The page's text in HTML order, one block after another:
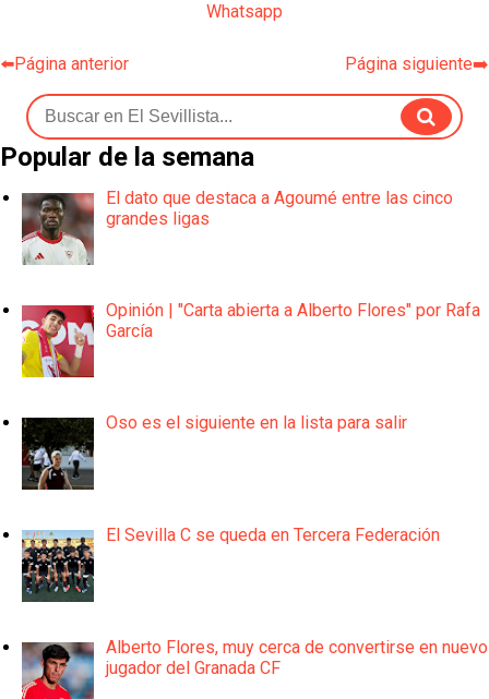
Whatsapp
⬅️Página anterior Página siguiente➡️
Popular de la semana
El dato que destaca a Agoumé entre las cinco
grandes ligas
Opinión | "Carta abierta a Alberto Flores" por Rafa
García
Oso es el siguiente en la lista para salir
El Sevilla C se queda en Tercera Federación
Alberto Flores, muy cerca de convertirse en nuevo
jugador del Granada CF